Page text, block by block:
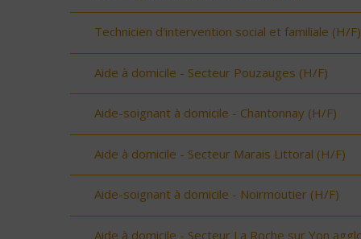
Technicien d'intervention social et familiale (H/F)
Aide à domicile - Secteur Pouzauges (H/F)
Aide-soignant à domicile - Chantonnay (H/F)
Aide à domicile - Secteur Marais Littoral (H/F)
Aide-soignant à domicile - Noirmoutier (H/F)
Aide à domicile - Secteur La Roche sur Yon